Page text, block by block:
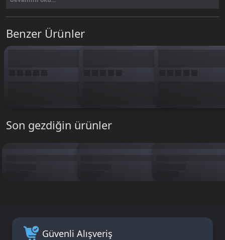
330 elmas, 165 paketinden biraz fazlasına ihtiyaç duyanlar için mantıklı
rakiplerine karşı biraz daha güçlü hale getirirsin.
Benzer Ürünler
Son gezdiğin ürünler
Güvenli Alışveriş